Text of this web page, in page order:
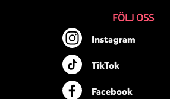
FÖLJ OSS
Instagram
TikTok
Facebook